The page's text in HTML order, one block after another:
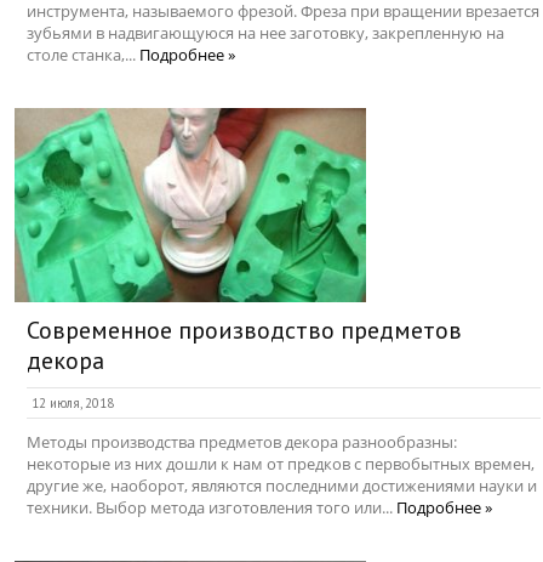
инструмента, называемого фрезой. Фреза при вращении врезается
зубьями в надвигающуюся на нее заготовку, закрепленную на
столе станка,... Подробнее »
Современное производство предметов
декора
12 июля, 2018
Методы производства предметов декора разнообразны:
некоторые из них дошли к нам от предков с первобытных времен,
другие же, наоборот, являются последними достижениями науки и
техники. Выбор метода изготовления того или... Подробнее »